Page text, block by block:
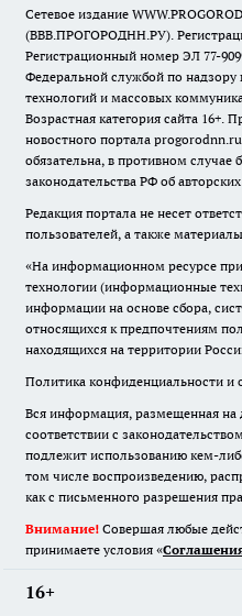
Сетевое издание
(ВВВ.ПРОГОРОДНН.РУ).
Регистрационный номер ЭЛ 77-
Федеральной службой по
технологий и массовых
Возрастная категория сайта 16+.
новостного портала
обязательна, в противном случае
законодательства РФ об
Редакция портала не несет
пользователей, а также
«На информационном ресурсе
технологии (информационные
информации на основе сбора,
относящихся к предпочтениям
находящихся на территории
Политика конфиденциальности и
Вся информация, размещенная на
соответствии с
подлежит использованию кем-
том числе воспроизведению,
как с письменного разрешения
Внимание! Совершая любые
принимаете условия «
16+